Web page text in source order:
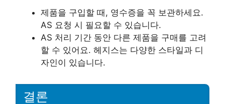
제품을 구입할 때, 영수증을 꼭 보관하세요.
AS 요청 시 필요할 수 있습니다.
AS 처리 기간 동안 다른 제품을 구매를 고려
할 수 있어요. 헤지스는 다양한 스타일과 디
자인이 있습니다.
결론